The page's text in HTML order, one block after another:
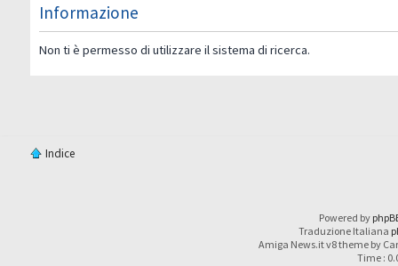
Informazione
Non ti è permesso di utilizzare il sistema di ricerca.
Indice
Powered by
Traduzione Italiana
Amiga News.it v8 theme by
Time :